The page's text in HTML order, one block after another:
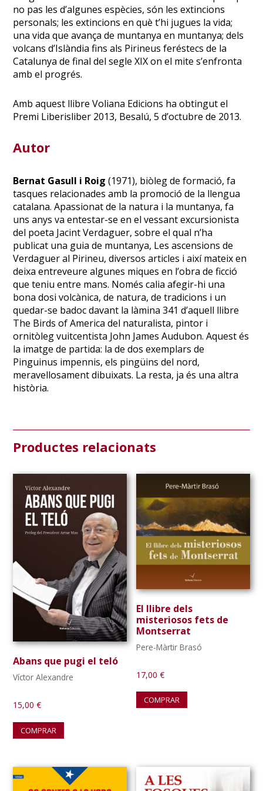
no pas les d’algunes espècies, són les extincions
personals; les extincions en què t’hi jugues la vida;
una vida que avança de muntanya en muntanya; dels
volcans d’Islàndia fins als Pirineus feréstecs de la
Catalunya de final del segle XIX on el mite s’enfronta
amb el progrés.
Amb aquest llibre Voliana Edicions ha obtingut el
Premi Liberisliber 2013, Besalú, 5 d’octubre de 2013.
Autor
Bernat Gasull i Roig (1971), biòleg de formació, fa
tasques relacionades amb la promoció de la llengua
catalana. Apassionat de la natura i la muntanya, fa
uns anys va entestar-se en el vessant excursionista
del poeta Jacint Verdaguer, sobre el qual n’ha
publicat una guia de muntanya, Les ascensions de
Verdaguer al Pirineu, diversos articles i així mateix en
deixa entreveure algunes miques en l’obra de ficció
que teniu entre mans. Només calia afegir-hi una
bona dosi volcànica, de natura, de tradicions i un
quedar-se badoc davant la làmina 341 d’aquell llibre
The Birds of America del naturalista, pintor i
ornitòleg vuitcentista John James Audubon. Aquest és
la imatge de partida: la de dos exemplars de
Pinguinus impennis, els pingüins del nord,
meravellosament dibuixats. La resta, ja és una altra
història.
Productes relacionats
Abans que pugi el teló
Víctor Alexandre
15,00€
COMPRAR
El llibre dels
misteriosos fets de
Montserrat
Pere-Màrtir Brasó
17,00€
COMPRAR